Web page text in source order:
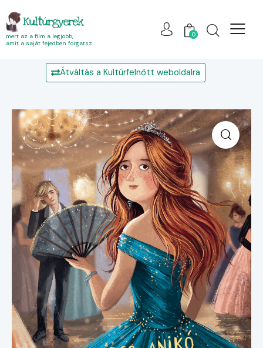
Kultúrgyerek
mert az a film a legjobb,
amit a saját fejedben forgatsz
0
Átváltás a Kultúrfelnőtt weboldalra